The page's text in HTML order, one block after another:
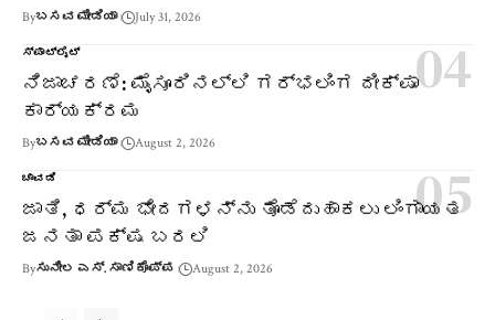
Byಬಸವ ಮೀಡಿಯಾ July 31, 2026
ಸ್ಪಾಟ್‌ಲೈಟ್
ನಿಜಾಚರಣೆ: ಮೈಸೂರಿನಲ್ಲಿ ಗರ್ಭಲಿಂಗ ದೀಕ್ಷಾ
ಕಾರ್ಯಕ್ರಮ
Byಬಸವ ಮೀಡಿಯಾ August 2, 2026
ಚಾವಡಿ
ಜಾತಿ, ಧರ್ಮ ಭೇದಗಳನ್ನು ತೊಡೆದುಹಾಕಲು ಲಿಂಗಾಯತ
ಜನತಾ ಪಕ್ಷ ಬರಲಿ
Byಸುನೀಲ ಎಸ್. ಸಾಣಿಕೊಪ್ಪ August 2, 2026